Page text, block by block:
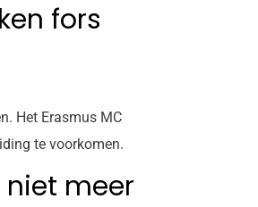
fors
Het Erasmus MC
te voorkomen.
meer